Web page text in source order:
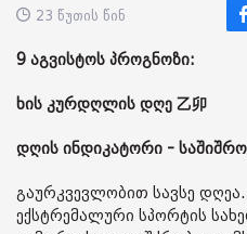
23 წუთის წინ
9 აგვისტოს პროგნოზი:
ხის კურდღლის დღე 乙卯
დღის ინდიკატორი -
გაურკვევლობით სავსე
ექსტრემალური სპორტის